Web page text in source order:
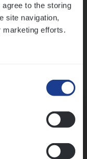
to the storing
site navigation,
marketing efforts.